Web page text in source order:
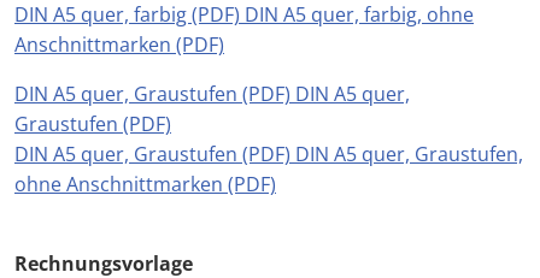
DIN A5 quer, farbig (PDF) DIN A5 quer, farbig, ohne
Anschnittmarken (PDF)
DIN A5 quer, Graustufen (PDF) DIN A5 quer,
Graustufen (PDF)
DIN A5 quer, Graustufen (PDF) DIN A5 quer, Graustufen,
ohne Anschnittmarken (PDF)
Rechnungsvorlage